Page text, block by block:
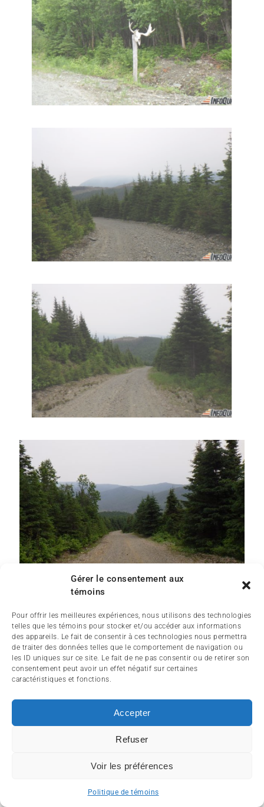
Gérer le consentement aux
témoins
Pour offrir les meilleures expériences, nous utilisons des technologies
telles que les témoins pour stocker et/ou accéder aux informations
des appareils. Le fait de consentir à ces technologies nous permettra
de traiter des données telles que le comportement de navigation ou
les ID uniques sur ce site. Le fait de ne pas consentir ou de retirer son
consentement peut avoir un effet négatif sur certaines
caractéristiques et fonctions.
Accepter
Refuser
Voir les préférences
Politique de témoins